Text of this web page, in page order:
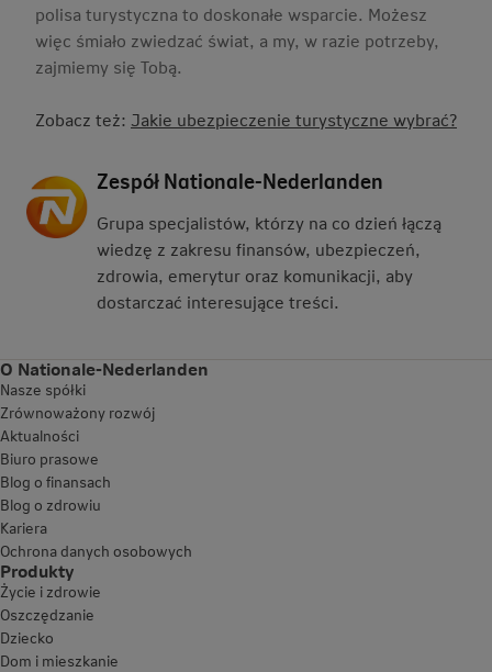
polisa turystyczna to doskonałe wsparcie. Możesz
więc śmiało zwiedzać świat, a my, w razie potrzeby,
zajmiemy się Tobą.
Zobacz też: Jakie ubezpieczenie turystyczne wybrać?
Zespół Nationale-Nederlanden
Grupa specjalistów, którzy na co dzień łączą
wiedzę z zakresu finansów, ubezpieczeń,
zdrowia, emerytur oraz komunikacji, aby
dostarczać interesujące treści.
O Nationale-Nederlanden
Nasze spółki
Zrównoważony rozwój
Aktualności
Biuro prasowe
Blog o finansach
Blog o zdrowiu
Kariera
Ochrona danych osobowych
Produkty
Życie i zdrowie
Oszczędzanie
Dziecko
Dom i mieszkanie